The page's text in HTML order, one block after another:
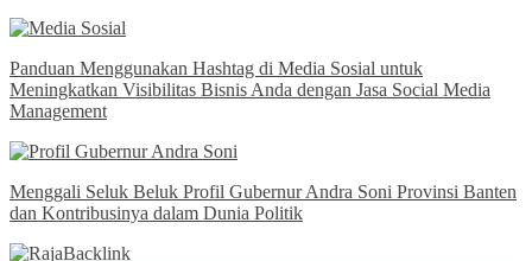
Panduan Menggunakan Hashtag di Media Sosial untuk
Meningkatkan Visibilitas Bisnis Anda dengan Jasa Social Media
Management
Menggali Seluk Beluk Profil Gubernur Andra Soni Provinsi Banten
dan Kontribusinya dalam Dunia Politik